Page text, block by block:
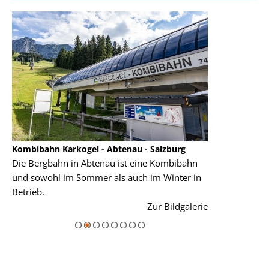
Kombibahn Karkogel - Abtenau - Salzburg
Die Bergbahn in Abtenau ist eine Kombibahn
und sowohl im Sommer als auch im Winter in
Betrieb.
Zur Bildgalerie